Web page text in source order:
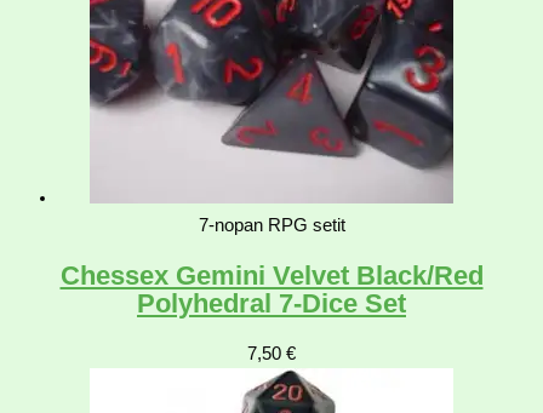
7-nopan RPG setit
Chessex Gemini Velvet Black/Red
Polyhedral 7-Dice Set
7,50 €